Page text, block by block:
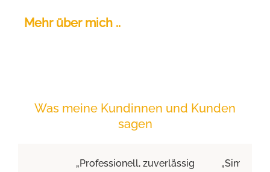
Mehr über mich ..
Was meine Kundinnen und Kunden
sagen
„Professionell, zuverlässig
„Simone